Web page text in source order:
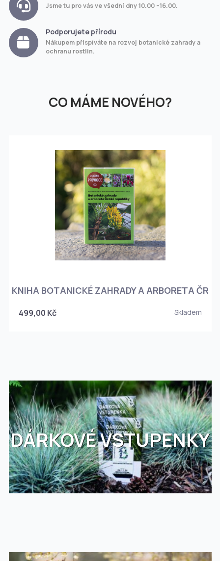
Jsme tu pro vás ve všední dny 10.00 –16.00.
Podporujete přírodu
Nákupem přispíváte na rozvoj botanické zahrady a
ochranu rostlin.
CO MÁME NOVÉHO?
KNIHA BOTANICKÉ ZAHRADY A ARBORETA ČR
499,00 Kč Skladem
DÁRKOVÉ VSTUPENKY